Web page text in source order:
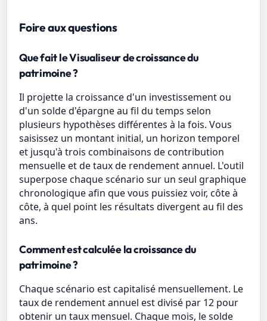
Foire aux questions
Que fait le Visualiseur de croissance du
patrimoine ?
Il projette la croissance d'un investissement ou
d'un solde d'épargne au fil du temps selon
plusieurs hypothèses différentes à la fois. Vous
saisissez un montant initial, un horizon temporel
et jusqu'à trois combinaisons de contribution
mensuelle et de taux de rendement annuel. L'outil
superpose chaque scénario sur un seul graphique
chronologique afin que vous puissiez voir, côte à
côte, à quel point les résultats divergent au fil des
ans.
Comment est calculée la croissance du
patrimoine ?
Chaque scénario est capitalisé mensuellement. Le
taux de rendement annuel est divisé par 12 pour
obtenir un taux mensuel. Chaque mois, le solde